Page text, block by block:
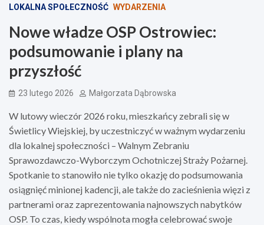
LOKALNA SPOŁECZNOŚĆ WYDARZENIA
Nowe władze OSP Ostrowiec:
podsumowanie i plany na
przyszłość
23 lutego 2026 Małgorzata Dąbrowska
W lutowy wieczór 2026 roku, mieszkańcy zebrali się w
Świetlicy Wiejskiej, by uczestniczyć w ważnym wydarzeniu
dla lokalnej społeczności – Walnym Zebraniu
Sprawozdawczo-Wyborczym Ochotniczej Straży Pożarnej.
Spotkanie to stanowiło nie tylko okazję do podsumowania
osiągnięć minionej kadencji, ale także do zacieśnienia więzi z
partnerami oraz zaprezentowania najnowszych nabytków
OSP. To czas, kiedy wspólnota mogła celebrować swoje